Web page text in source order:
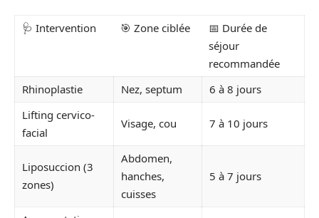
🩺 Intervention 🎯 Zone ciblée
📅 Durée de
séjour
recommandée
Rhinoplastie
Nez, septum
6 à 8 jours
Lifting cervico-
facial
Visage, cou 7 à 10 jours
Liposuccion (3
zones)
Abdomen,
hanches,
cuisses
5 à 7 jours